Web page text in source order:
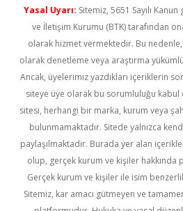
Yasal Uyarı: Sitemiz, 5651 Sayılı
ve İletişim Kurumu (BTK) tarafından
olarak hizmet vermektedir. Bu
olarak denetleme veya araştırma
Ancak, üyelerimiz yazdıkları içeriklerin
siteye üye olarak bu sorumluluğu kabul
sitesi, herhangi bir marka, kurum veya
bulunmamaktadır. Sitede yalnızca
paylaşılmaktadır. Burada yer alan
olup, gerçek kurum ve kişiler hakkında
Gerçek kurum ve kişiler ile isim
Sitemiz, kar amacı gütmeyen ve